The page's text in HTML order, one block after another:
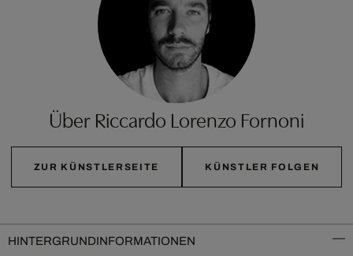
Über Riccardo Lorenzo Fornoni
ZUR KÜNSTLERSEITE KÜNSTLER FOLGEN
HINTERGRUNDINFORMATIONEN